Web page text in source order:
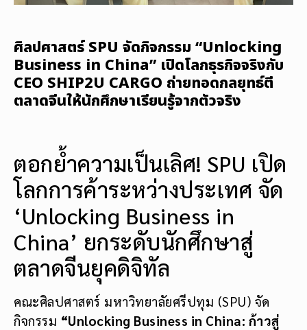
ศิลปศาสตร์ SPU จัดกิจกรรม “Unlocking
Business in China” เปิดโลกธุรกิจจริงกับ
CEO SHIP2U CARGO ถ่ายทอดกลยุทธ์ตี
ตลาดจีนให้นักศึกษาเรียนรู้จากตัวจริง
ตอกย้ำความเป็นเลิศ! SPU เปิด
โลกการค้าระหว่างประเทศ จัด
‘Unlocking Business in
China’ ยกระดับนักศึกษาสู่
ตลาดจีนยุคดิจิทัล
คณะศิลปศาสตร์ มหาวิทยาลัยศรีปทุม (SPU) จัด
กิจกรรม “Unlocking Business in China: ก้าวสู่